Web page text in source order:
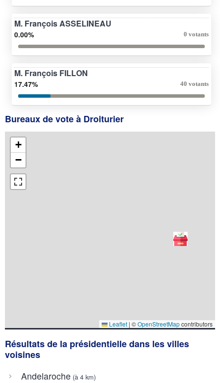
M. François ASSELINEAU
0.00% 0 votants
M. François FILLON
17.47% 40 votants
Bureaux de vote à Droiturier
+
−
Leaflet | ©OpenStreetMapcontributors
Résultats de la présidentielle dans les villes
voisines
Andelaroche (à 4 km)